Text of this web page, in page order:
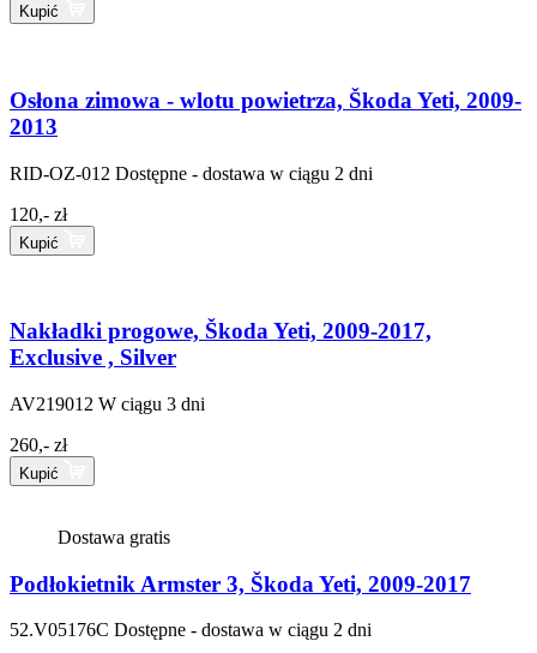
Kupić
Osłona zimowa - wlotu powietrza, Škoda Yeti, 2009-
2013
RID-OZ-012 Dostępne - dostawa w ciągu 2 dni
120,- zł
Kupić
Nakładki progowe, Škoda Yeti, 2009-2017,
Exclusive , Silver
AV219012 W ciągu 3 dni
260,- zł
Kupić
Dostawa gratis
Podłokietnik Armster 3, Škoda Yeti, 2009-2017
52.V05176C Dostępne - dostawa w ciągu 2 dni